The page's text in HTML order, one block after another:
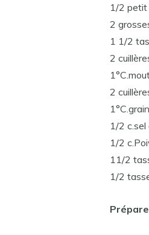
1/2 petit
2
1 1/2
2
2
1/2 c.sel
1/2
11/2
1/2